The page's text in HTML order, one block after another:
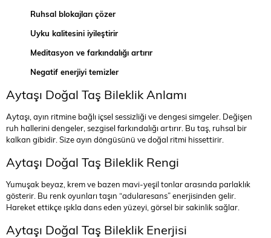
Ruhsal blokajları çözer
Uyku kalitesini iyileştirir
Meditasyon ve farkındalığı artırır
Negatif enerjiyi temizler
Aytaşı Doğal Taş Bileklik Anlamı
Aytaşı, ayın ritmine bağlı içsel sessizliği ve dengesi simgeler. Değişen
ruh hallerini dengeler, sezgisel farkındalığı artırır. Bu taş, ruhsal bir
kalkan gibidir. Size ayın döngüsünü ve doğal ritmi hissettirir.
Aytaşı Doğal Taş Bileklik Rengi
Yumuşak beyaz, krem ve bazen mavi-yeşil tonlar arasında parlaklık
gösterir. Bu renk oyunları taşın “adularesans” enerjisinden gelir.
Hareket ettikçe ışıkla dans eden yüzeyi, görsel bir sakinlik sağlar.
Aytaşı Doğal Taş Bileklik Enerjisi